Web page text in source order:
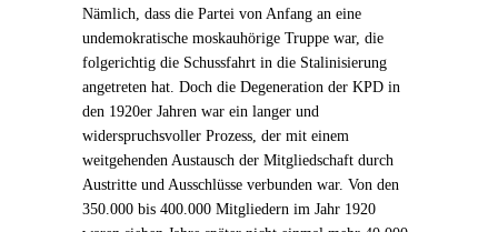
Nämlich, dass die Partei von Anfang an eine
undemokratische moskauhörige Truppe war, die
folgerichtig die Schussfahrt in die Stalinisierung
angetreten hat. Doch die Degeneration der KPD in
den 1920er Jahren war ein langer und
widerspruchsvoller Prozess, der mit einem
weitgehenden Austausch der Mitgliedschaft durch
Austritte und Ausschlüsse verbunden war. Von den
350.000 bis 400.000 Mitgliedern im Jahr 1920